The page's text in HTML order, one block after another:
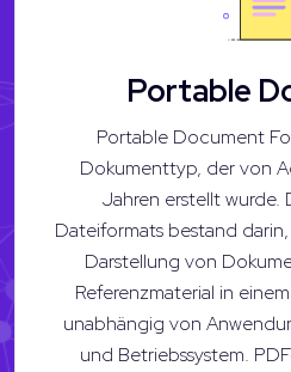
Portable
Portable Document
Dokumenttyp, der von
Jahren erstellt wurde.
Dateiformats bestand
Darstellung von
Referenzmaterial in
unabhängig von
und Betriebssystem.